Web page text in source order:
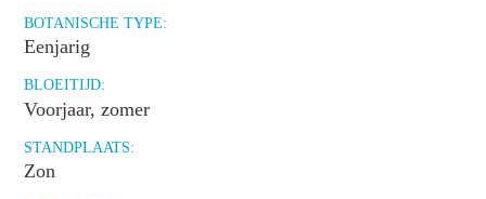
BOTANISCHE TYPE:
Eenjarig
BLOEITIJD:
Voorjaar, zomer
STANDPLAATS:
Zon